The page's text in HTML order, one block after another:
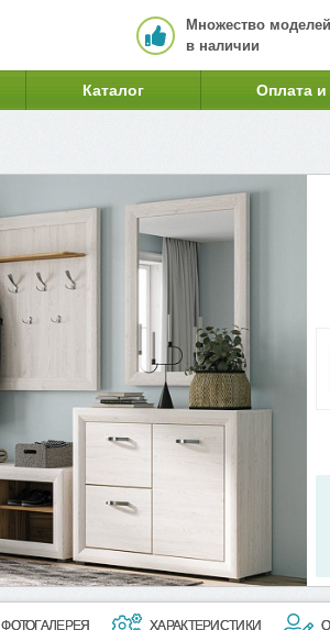
Множество моделей
в наличии
Каталог Оплата и
ФОТОГАЛЕРЕЯ ХАРАКТЕРИСТИКИ